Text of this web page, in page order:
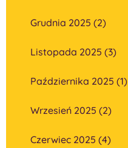
Grudnia 2025 (2)
Listopada 2025 (3)
Października 2025 (1)
Wrzesień 2025 (2)
Czerwiec 2025 (4)